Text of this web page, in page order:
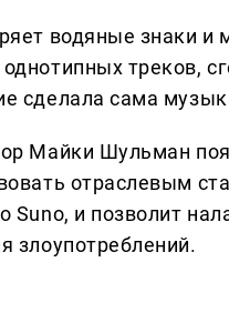
водяные знаки и
треков,
сделала сама
Майки Шульман
отраслевым
Suno, и позволит
злоупотреблений.